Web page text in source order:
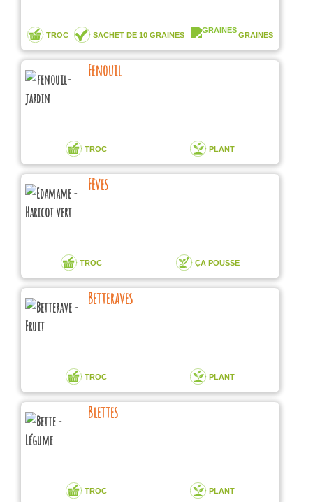
TROC SACHET DE 10 GRAINES GRAINES
Fenouil
TROC PLANT
Fèves
TROC ÇA POUSSE
Betteraves
TROC PLANT
Blettes
TROC PLANT